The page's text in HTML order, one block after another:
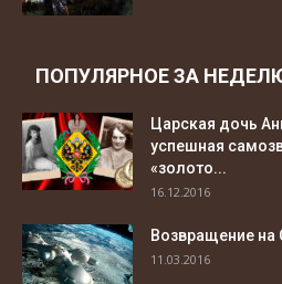
ПОПУЛЯРНОЕ ЗА
Царская дочь
успешная
«золото...
16.12.2016
Возвращение на
11.03.2016